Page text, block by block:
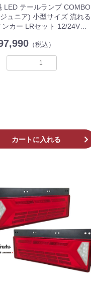
LED テールランプ COMBO
ュニア) 小型サイズ 流れる
ンカー LRセット 12/24V
ク OCJR-CRC-01
（税込）
カートに入れる